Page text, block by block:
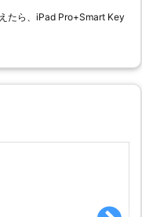
たら、iPad Pro+Smart Key